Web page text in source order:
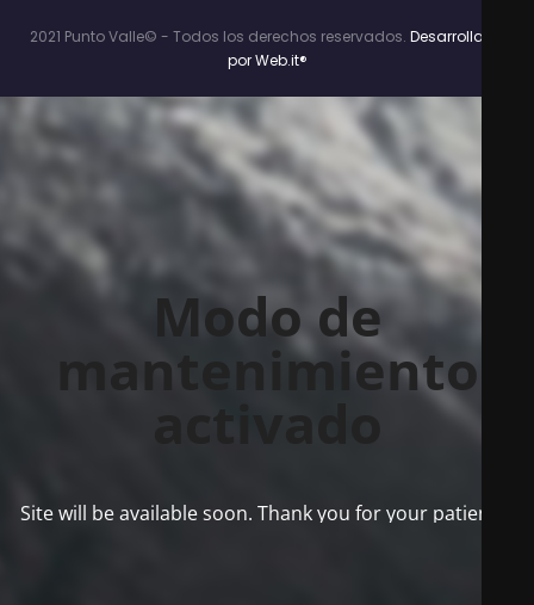
2021 Punto Valle© - Todos los derechos reservados. Desarrollado
por Web.it®
Modo de
mantenimiento
activado
Site will be available soon. Thank you for your patience!